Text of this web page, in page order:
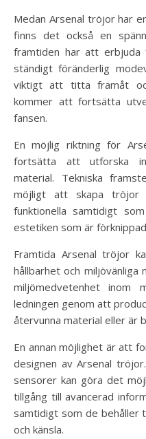
Medan Arsenal tröjor har
finns det också en
framtiden har att erbjuda
ständigt föränderlig
viktigt att titta framåt
kommer att fortsätta
fansen.
En möjlig riktning för
fortsätta att utforska
material. Tekniska
möjligt att skapa tröjor
funktionella samtidigt
estetiken som är
Framtida Arsenal tröjor
hållbarhet och
miljömedvetenhet inom
ledningen genom att
återvunna material eller är
En annan möjlighet är att
designen av Arsenal
sensorer kan göra det
tillgång till avancerad
samtidigt som de behåller
och känsla.